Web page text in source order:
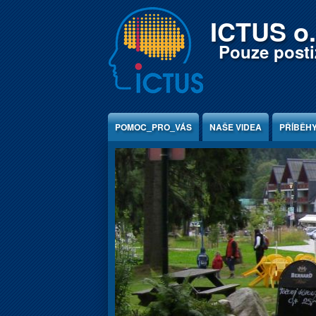
ICTUS
Pouze
POMOC_PRO_VÁS NAŠE VIDEA